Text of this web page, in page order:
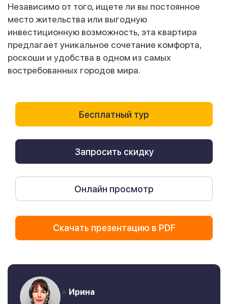
Независимо от того, ищете ли вы постоянное
место жительства или выгодную
инвестиционную возможность, эта квартира
предлагает уникальное сочетание комфорта,
роскоши и удобства в одном из самых
востребованных городов мира.
Бесплатный тур
Запросить скидку
Онлайн просмотр
Скачать презентацию в PDF
Ирина